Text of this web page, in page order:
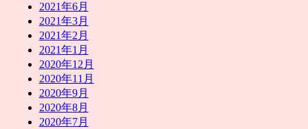
2021年6月
2021年3月
2021年2月
2021年1月
2020年12月
2020年11月
2020年9月
2020年8月
2020年7月